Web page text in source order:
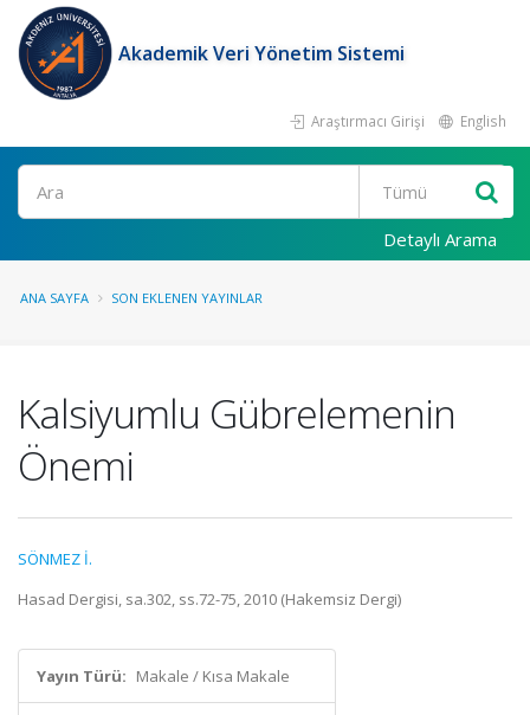
Akademik Veri Yönetim Sistemi
Araştırmacı Girişi English
Ara
Detaylı Arama
ANA SAYFA SON EKLENEN YAYINLAR
Kalsiyumlu Gübrelemenin
Önemi
SÖNMEZ İ.
Hasad Dergisi, sa.302, ss.72-75, 2010 (Hakemsiz Dergi)
Yayın Türü: Makale / Kısa Makale